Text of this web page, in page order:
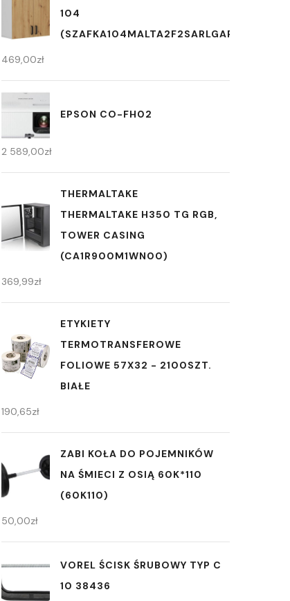
104
469,00zł
EPSON CO-FH02
2 589,00zł
THERMALTAKE
THERMALTAKE H350 TG RGB,
TOWER CASING
(CA1R900M1WN00)
369,99zł
ETYKIETY
TERMOTRANSFEROWE
FOLIOWE 57X32 - 2100SZT.
BIAŁE
190,65zł
ZABI KOŁA DO POJEMNIKÓW
NA ŚMIECI Z OSIĄ 60K*110
(60K110)
50,00zł
VOREL ŚCISK ŚRUBOWY TYP C
10 38436